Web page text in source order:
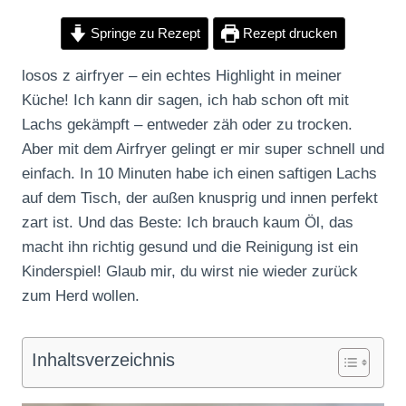
Springe zu Rezept Rezept drucken
losos z airfryer – ein echtes Highlight in meiner
Küche! Ich kann dir sagen, ich hab schon oft mit
Lachs gekämpft – entweder zäh oder zu trocken.
Aber mit dem Airfryer gelingt er mir super schnell und
einfach. In 10 Minuten habe ich einen saftigen Lachs
auf dem Tisch, der außen knusprig und innen perfekt
zart ist. Und das Beste: Ich brauch kaum Öl, das
macht ihn richtig gesund und die Reinigung ist ein
Kinderspiel! Glaub mir, du wirst nie wieder zurück
zum Herd wollen.
Inhaltsverzeichnis